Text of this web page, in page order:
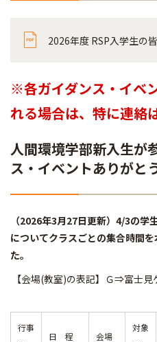
2026年度 RSP入学生
※各ガイダンス・イベ
れる場合は、特に連絡
人間環境学部新入生が
ス・イベントありがと
（2026年3月27日更新）4/3の学
についてクラスごとの集合時間
た。
【会場(教室)の表記】Ｇ⇒富士
行事
日 程 会場
対象